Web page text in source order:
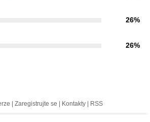
26%
26%
| Zaregistrujte se | Kontakty | RSS